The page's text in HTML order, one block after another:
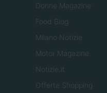
Donne Magazine
Food Blog
Milano Notizie
Motor Magazine
Notizie.it
Offerte Shopping